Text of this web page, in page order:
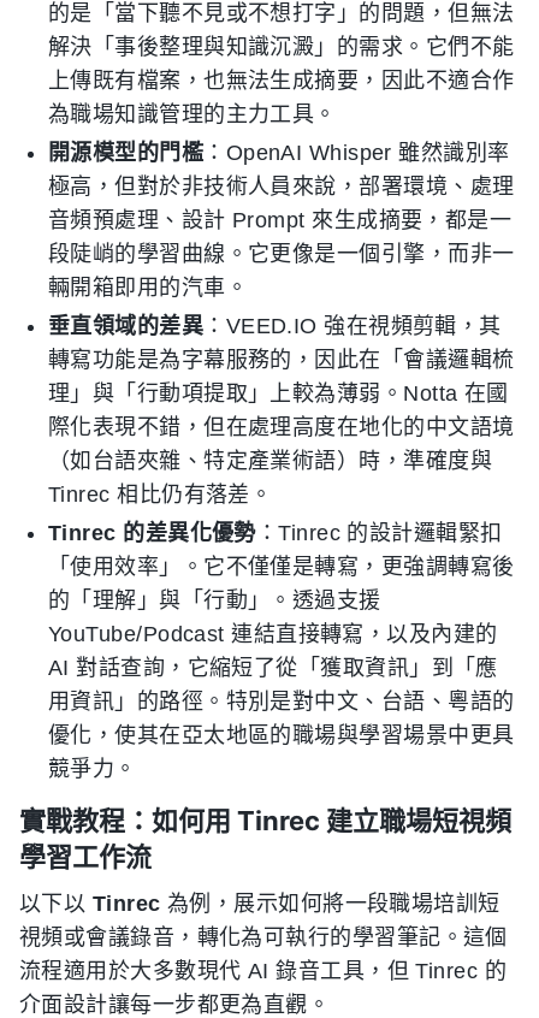
的是「當下聽不見或不想打字」的問題，但無法
解決「事後整理與知識沉澱」的需求。它們不能
上傳既有檔案，也無法生成摘要，因此不適合作
為職場知識管理的主力工具。
開源模型的門檻 ：OpenAI Whisper 雖然識別率
極高，但對於非技術人員來說，部署環境、處理
音頻預處理、設計 Prompt 來生成摘要，都是一
段陡峭的學習曲線。它更像是一個引擎，而非一
輛開箱即用的汽車。
垂直領域的差異 ：VEED.IO 強在視頻剪輯，其
轉寫功能是為字幕服務的，因此在「會議邏輯梳
理」與「行動項提取」上較為薄弱。Notta 在國
際化表現不錯，但在處理高度在地化的中文語境
（如台語夾雜、特定產業術語）時，準確度與
Tinrec 相比仍有落差。
Tinrec 的差異化優勢：Tinrec 的設計邏輯緊扣
「使用效率」。它不僅僅是轉寫，更強調轉寫後
的「理解」與「行動」。透過支援
YouTube/Podcast 連結直接轉寫，以及內建的
AI 對話查詢，它縮短了從「獲取資訊」到「應
用資訊」的路徑。特別是對中文、台語、粵語的
優化，使其在亞太地區的職場與學習場景中更具
競爭力。
實戰教程：如何用 Tinrec 建立職場短視頻
學習工作流
以下以 Tinrec 為例，展示如何將一段職場培訓短
視頻或會議錄音，轉化為可執行的學習筆記。這個
流程適用於大多數現代 AI 錄音工具，但 Tinrec 的
介面設計讓每一步都更為直觀。